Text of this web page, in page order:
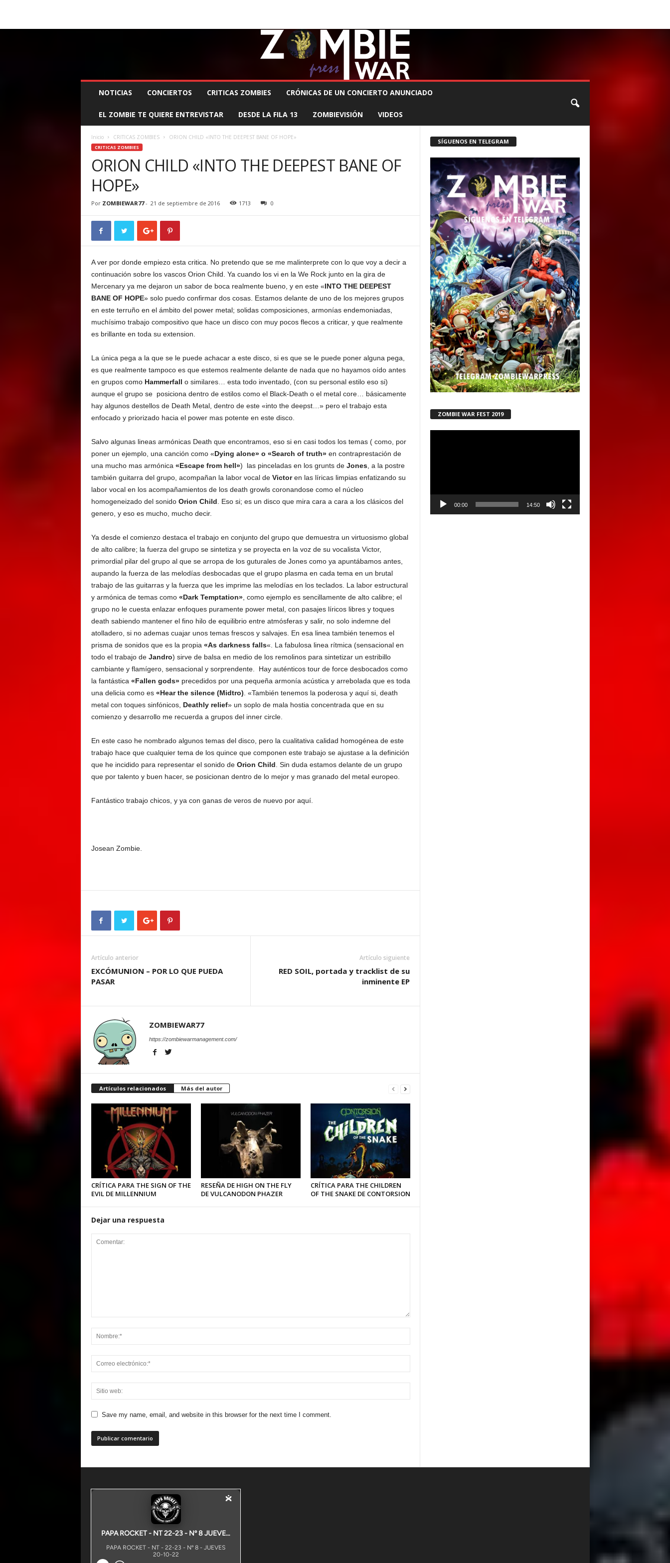
I
NOTICIAS CONCIERTOS CRITICAS ZOMBIES CRÓNICAS DE UN CONCIERTO ANUNCIADO
EL ZOMBIE TE QUIERE ENTREVISTAR DESDE LA FILA 13 ZOMBIEVISIÓN VIDEOS
Inicio CRITICAS ZOMBIES ORION CHILD «INTO THE DEEPEST BANE OF HOPE»
CRITICAS ZOMBIES
ORION CHILD «INTO THE DEEPEST BANE OF
HOPE»
Por ZOMBIEWAR77- 21 de septiembre de 2016 1713 0
A ver por donde empiezo esta critica. No pretendo que se me malinterprete con lo que voy a decir a
continuación sobre los vascos Orion Child. Ya cuando los vi en la We Rock junto en la gira de
Mercenary ya me dejaron un sabor de boca realmente bueno, y en este «INTO THE DEEPEST
BANE OF HOPE» solo puedo confirmar dos cosas. Estamos delante de uno de los mejores grupos
en este terruño en el ámbito del power metal; solidas composiciones, armonías endemoniadas,
muchísimo trabajo compositivo que hace un disco con muy pocos flecos a criticar, y que realmente
es brillante en toda su extension.
La única pega a la que se le puede achacar a este disco, si es que se le puede poner alguna pega,
es que realmente tampoco es que estemos realmente delante de nada que no hayamos oído antes
en grupos como Hammerfall o similares… esta todo inventado, (con su personal estilo eso si)
aunque el grupo se posiciona dentro de estilos como el Black-Death o el metal core… básicamente
hay algunos destellos de Death Metal, dentro de este «into the deepst…» pero el trabajo esta
enfocado y priorizado hacia el power mas potente en este disco.
Salvo algunas lineas armónicas Death que encontramos, eso si en casi todos los temas ( como, por
poner un ejemplo, una canción como «Dying alone» o «Search of truth» en contraprestación de
una mucho mas armónica «Escape from hell») las pinceladas en los grunts de Jones, a la postre
también guitarra del grupo, acompañan la labor vocal de Victoren las líricas limpias enfatizando su
labor vocal en los acompañamientos de los death growls coronandose como el núcleo
homogeneizado del sonido Orion Child . Eso si; es un disco que mira cara a cara a los clásicos del
genero, y eso es mucho, mucho decir.
Ya desde el comienzo destaca el trabajo en conjunto del grupo que demuestra un virtuosismo global
de alto calibre; la fuerza del grupo se sintetiza y se proyecta en la voz de su vocalista Victor,
primordial pilar del grupo al que se arropa de los guturales de Jones como ya apuntábamos antes,
aupando la fuerza de las melodías desbocadas que el grupo plasma en cada tema en un brutal
trabajo de las guitarras y la fuerza que les imprime las melodías en los teclados. La labor estructural
y armónica de temas como «Dark Temptation», como ejemplo es sencillamente de alto calibre; el
grupo no le cuesta enlazar enfoques puramente power metal, con pasajes líricos libres y toques
death sabiendo mantener el fino hilo de equilibrio entre atmósferas y salir, no solo indemne del
atolladero, si no ademas cuajar unos temas frescos y salvajes. En esa linea también tenemos el
prisma de sonidos que es la propia «As darkness falls«. La fabulosa linea rítmica (sensacional en
todo el trabajo de Jandro) sirve de balsa en medio de los remolinos para sintetizar un estribillo
cambiante y flamígero, sensacional y sorprendente. Hay auténticos tour de force desbocados como
la fantástica «Fallen gods»precedidos por una pequeña armonía acústica y arrebolada que es toda
una delicia como es «Hear the silence (Midtro) . «También tenemos la poderosa y aquí si, death
metal con toques sinfónicos, Deathly relief» un soplo de mala hostia concentrada que en su
comienzo y desarrollo me recuerda a grupos del inner circle.
En este caso he nombrado algunos temas del disco, pero la cualitativa calidad homogénea de este
trabajo hace que cualquier tema de los quince que componen este trabajo se ajustase a la definición
que he incidido para representar el sonido de Orion Child . Sin duda estamos delante de un grupo
que por talento y buen hacer, se posicionan dentro de lo mejor y mas granado del metal europeo.
Fantástico trabajo chicos, y ya con ganas de veros de nuevo por aquí.
Josean Zombie.
Artículo anterior
EXCÓMUNION – POR LO QUE PUEDA
PASAR
Artículo siguiente
RED SOIL, portada y tracklist de su
inminente EP
ZOMBIEWAR77
https://zombiewarmanagement.com/
Artículos relacionados Más del autor
CRÍTICA PARA THE SIGN OF THE
EVIL DE MILLENNIUM
RESEÑA DE HIGH ON THE FLY
DE VULCANODON PHAZER
CRÍTICA PARA THE CHILDREN
OF THE SNAKE DE CONTORSION
Dejar una respuesta
Save my name, email, and website in this browser for the next time I comment.
SÍGUENOS EN TELEGRAM
ZOMBIE WAR FEST 2019
00:00 14:50